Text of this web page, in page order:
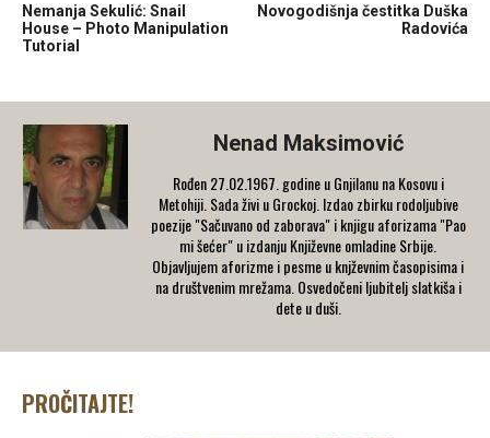
Nemanja Sekulić: Snail
House – Photo Manipulation
Tutorial
Novogodišnja čestitka Duška
Radovića
Nenad Maksimović
Rođen 27.02.1967. godine u Gnjilanu na Kosovu i
Metohiji. Sada živi u Grockoj. Izdao zbirku rodoljubive
poezije "Sačuvano od zaborava" i knjigu aforizama "Pao
mi šećer" u izdanju Književne omladine Srbije.
Objavljujem aforizme i pesme u knjževnim časopisima i
na društvenim mrežama. Osvedočeni ljubitelj slatkiša i
dete u duši.
PROČITAJTE!